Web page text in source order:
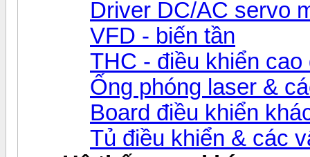
Driver DC/AC servo
VFD - biến tần
THC - điều khiển
Ống phóng laser &
Board điều khiển
Tủ điều khiển & các